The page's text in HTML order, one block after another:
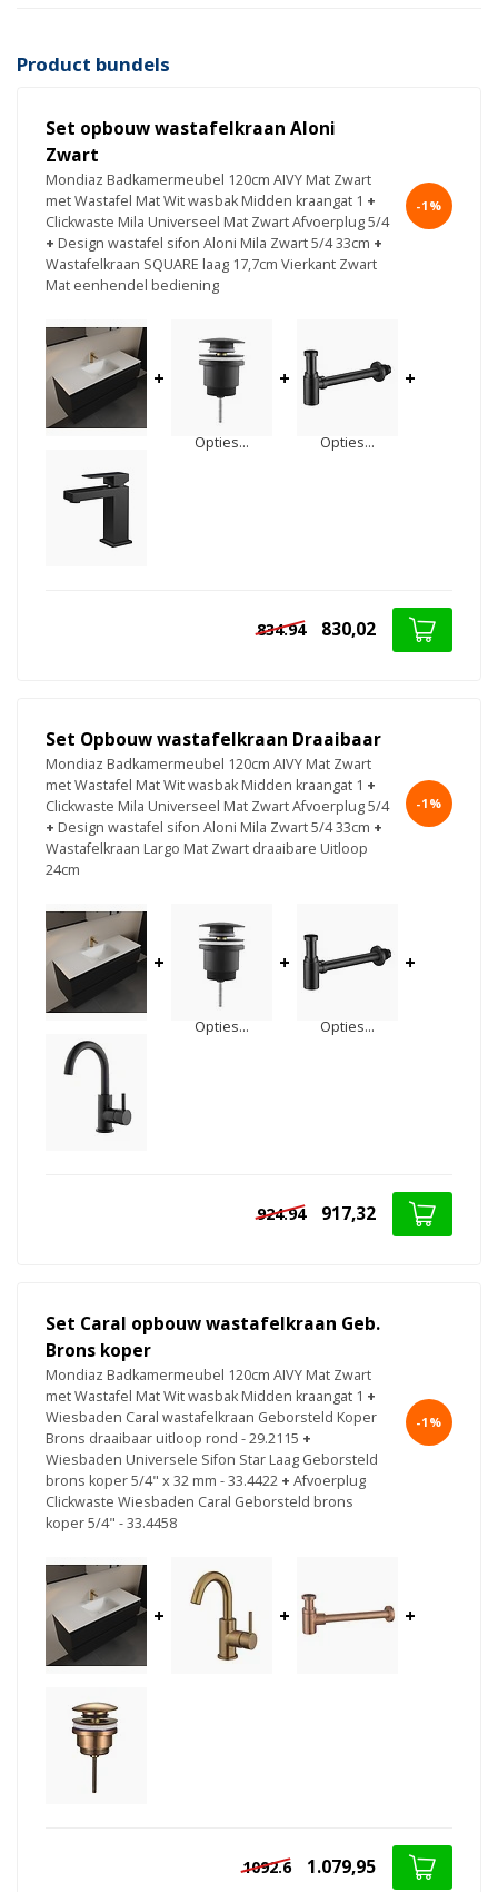
Product bundels
Set opbouw wastafelkraan Aloni
Zwart
Mondiaz Badkamermeubel 120cm AIVY Mat Zwart
met Wastafel Mat Wit wasbak Midden kraangat 1 +
Clickwaste Mila Universeel Mat Zwart Afvoerplug 5/4
+ Design wastafel sifon Aloni Mila Zwart 5/4 33cm +
Wastafelkraan SQUARE laag 17,7cm Vierkant Zwart
Mat eenhendel bediening
-1%
+
Opties...
+
Opties...
+
834.94 830,02
Set Opbouw wastafelkraan Draaibaar
Mondiaz Badkamermeubel 120cm AIVY Mat Zwart
met Wastafel Mat Wit wasbak Midden kraangat 1 +
Clickwaste Mila Universeel Mat Zwart Afvoerplug 5/4
+ Design wastafel sifon Aloni Mila Zwart 5/4 33cm +
Wastafelkraan Largo Mat Zwart draaibare Uitloop
24cm
-1%
+
Opties...
+
Opties...
+
924.94 917,32
Set Caral opbouw wastafelkraan Geb.
Brons koper
Mondiaz Badkamermeubel 120cm AIVY Mat Zwart
met Wastafel Mat Wit wasbak Midden kraangat 1 +
Wiesbaden Caral wastafelkraan Geborsteld Koper
Brons draaibaar uitloop rond - 29.2115 +
Wiesbaden Universele Sifon Star Laag Geborsteld
brons koper 5/4" x 32 mm - 33.4422 + Afvoerplug
Clickwaste Wiesbaden Caral Geborsteld brons
koper 5/4" - 33.4458
-1%
+ + +
1092.6 1.079,95